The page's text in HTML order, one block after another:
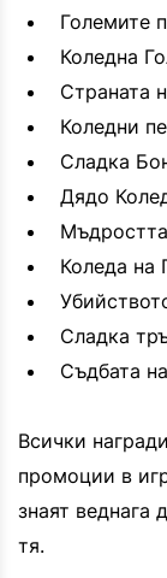
Големите
Коледна
Страната
Коледни
Сладка
Дядо
Коледа на
Сладка
Съдбата
Всички
промоции в
знаят веднага
тя.